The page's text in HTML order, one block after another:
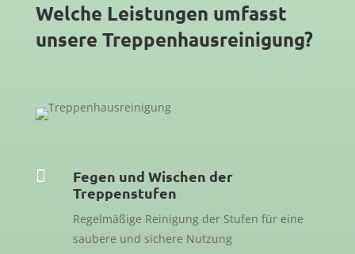
Welche Leistungen umfasst
unsere Treppenhausreinigung?

Fegen und Wischen der
Treppenstufen
Regelmäßige Reinigung der Stufen für eine
saubere und sichere Nutzung